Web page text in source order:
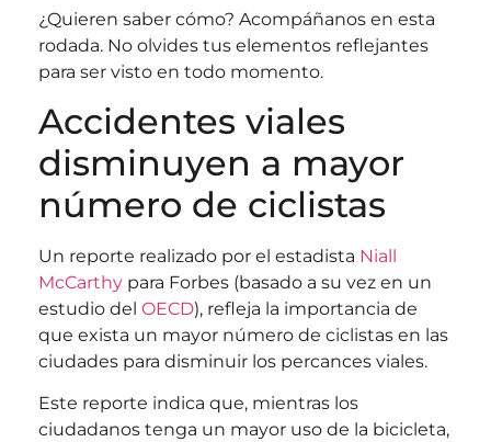
¿Quieren saber cómo? Acompáñanos en esta
rodada. No olvides tus elementos reflejantes
para ser visto en todo momento.
Accidentes viales
disminuyen a mayor
número de ciclistas
Un reporte realizado por el estadista Niall
McCarthy para Forbes (basado a su vez en un
estudio del OECD), refleja la importancia de
que exista un mayor número de ciclistas en las
ciudades para disminuir los percances viales.
Este reporte indica que, mientras los
ciudadanos tenga un mayor uso de la bicicleta,